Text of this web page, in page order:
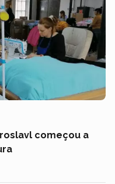
começou a